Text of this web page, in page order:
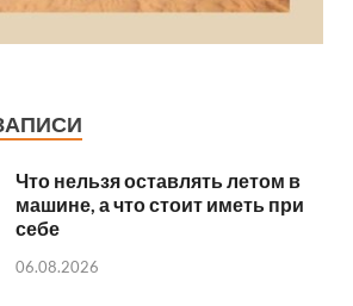
Что нельзя оставлять летом в
машине, а что стоит иметь при
себе
06.08.2026